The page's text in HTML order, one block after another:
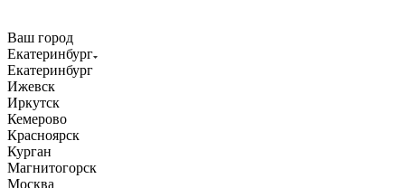
Ваш город
Екатеринбург
Екатеринбург
Ижевск
Иркутск
Кемерово
Красноярск
Курган
Магнитогорск
Москва